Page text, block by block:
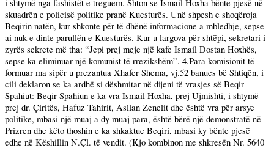
i shtymë nga fashistët e treguem. Shton se Ismail Hoxha bënte pjesë në
skuadrën e policisë politike pranë Kuesturës. Unë shpesh e shoqëroja
Beqirin natën, kur shkonte për të dhënë informacione a mbledhje, sepse
ai nuk e dinte parullën e Kuesturës. Kur u largova për shtëpi, sekretari i
zyrës sekrete më tha: “Jepi prej meje një kafe Ismail Dostan Hoxhës,
sepse ka eliminuar një komunist të rrezikshëm”. 4.Para komisionit të
formuar ma sipër u prezantua Xhafer Shema, vj.52 banues bë Shtiqën, i
cili deklaron se ka ardhë si dëshmitar në dijeni të vrasjes së Beqir
Spahiut: Beqir Spahiun e ka vra Ismail Hoxha, prej Ujmishti, i shtymë
prej dr. Çiritës, Hafuz Tahirit, Asllan Zenelit dhe është vra për arsye
politike, mbasi një muaj a dy muaj para, është bërë një demonstratë në
Prizren dhe këto thoshin e ka shkaktue Beqiri, mbasi ky bënte pjesë
edhe në Këshillin N.Çl. të vendit. (Kjo kombinon me shkresën Nr. 5640